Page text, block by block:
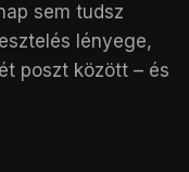
sem tudsz
lényege,
poszt között – és